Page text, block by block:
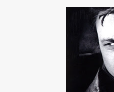
A SANGRE FRÍA